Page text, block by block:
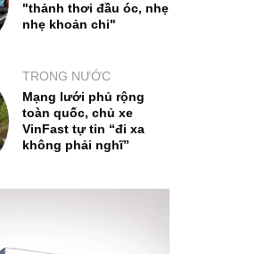
"thảnh thơi đầu óc, nhẹ
nhẹ khoản chi"
TRONG NƯỚC
Mạng lưới phủ rộng
toàn quốc, chủ xe
VinFast tự tin “đi xa
không phải nghĩ”